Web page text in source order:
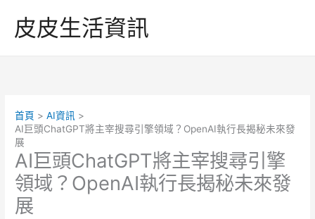
皮皮生活資訊
首頁
AI資訊
AI巨頭ChatGPT將主宰搜尋引擎領域？OpenAI執行長揭秘未來發
展
AI巨頭ChatGPT將主宰搜尋引擎
領域？OpenAI執行長揭秘未來發
展